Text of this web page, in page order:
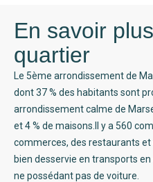
En savoir
quartier
Le 5ème arrondissement de
dont 37 % des habitants sont
arrondissement calme de
et 4 % de maisons.Il y a 560
commerces, des restaurants
bien desservie en transports
ne possédant pas de voiture.